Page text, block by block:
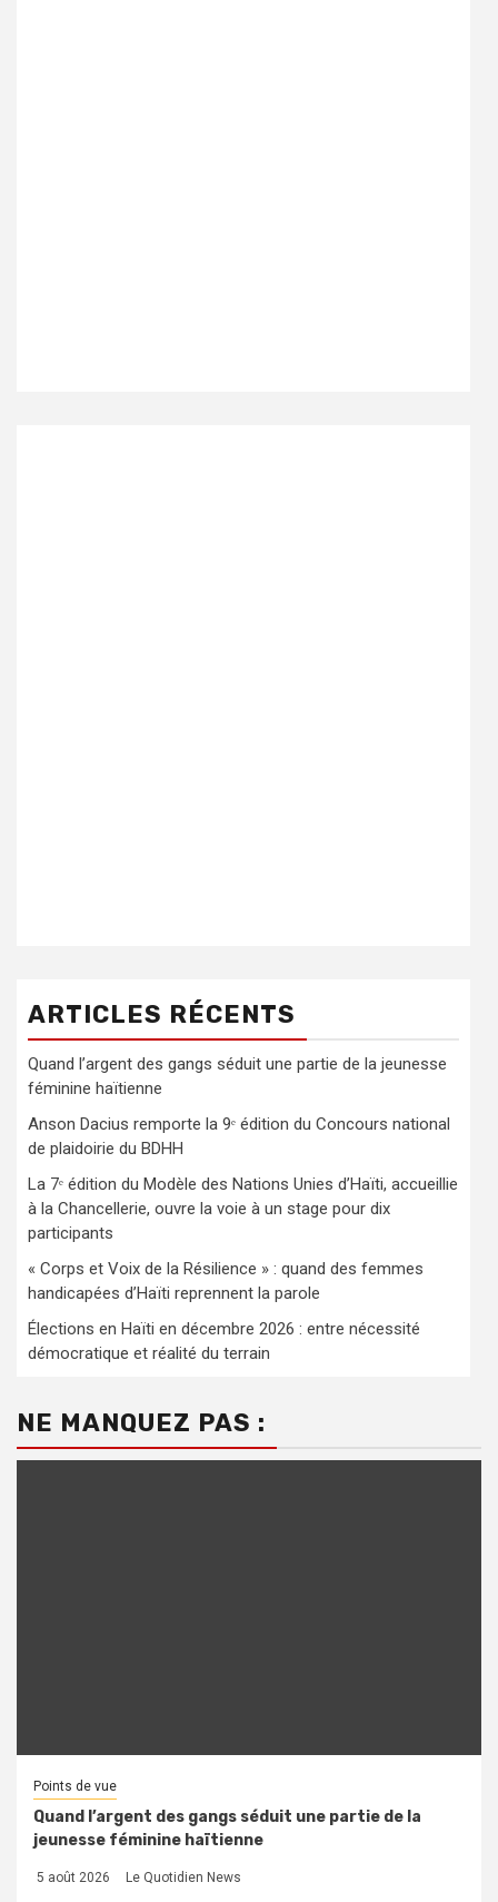
ARTICLES RÉCENTS
Quand l’argent des gangs séduit une partie de la jeunesse
féminine haïtienne
Anson Dacius remporte la 9ᵉ édition du Concours national
de plaidoirie du BDHH
La 7ᵉ édition du Modèle des Nations Unies d’Haïti, accueillie
à la Chancellerie, ouvre la voie à un stage pour dix
participants
« Corps et Voix de la Résilience » : quand des femmes
handicapées d’Haïti reprennent la parole
Élections en Haïti en décembre 2026 : entre nécessité
démocratique et réalité du terrain
NE MANQUEZ PAS :
Points de vue
Quand l’argent des gangs séduit une partie de la
jeunesse féminine haïtienne
5 août 2026 Le Quotidien News